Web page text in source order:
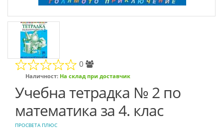
0
Наличност: На склад при доставчик
Учебна тетрадка № 2 по
математика за 4. клас
ПРОСВЕТА ПЛЮС